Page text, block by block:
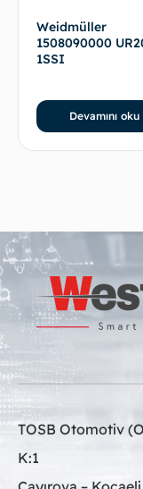
Weidmüller
1508090000
1SSI
Devamını oku
TOSB Otomotiv
K:1